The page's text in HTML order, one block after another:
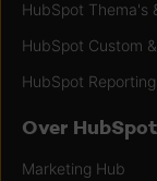
HubSpot Thema's
HubSpot Custom
HubSpot
Over HubSpot
Marketing Hub